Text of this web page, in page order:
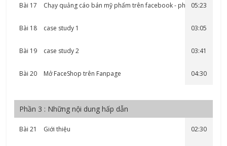
Bài 17 Chạy quảng cáo bán mỹ phẩm trên facebook - phần 205:23
Bài 18 case study 1 03:05
Bài 19 case study 2 03:41
Bài 20 Mở FaceShop trên Fanpage 04:30
Phần 3 : Những nội dung hấp dẫn
Bài 21 Giới thiệu 02:30